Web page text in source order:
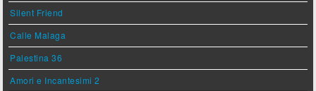
Silent Friend
Calle Malaga
Palestina 36
Amori e Incantesimi 2